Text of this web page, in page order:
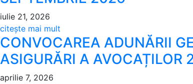
iulie 21, 2026
citește mai mult
CONVOCAREA ADUNĂRII
ASIGURĂRI A AVOCAȚILOR
aprilie 7, 2026